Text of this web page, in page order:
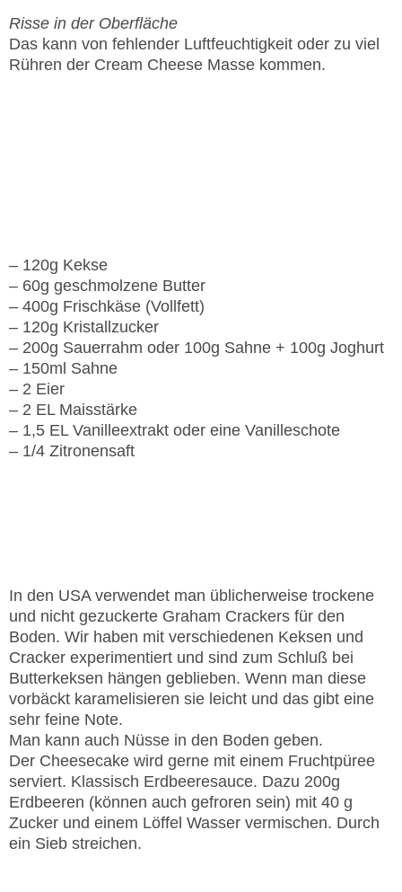
Risse in der Oberfläche
Das kann von fehlender Luftfeuchtigkeit oder zu viel
Rühren der Cream Cheese Masse kommen.
– 120g Kekse
– 60g geschmolzene Butter
– 400g Frischkäse (Vollfett)
– 120g Kristallzucker
– 200g Sauerrahm oder 100g Sahne + 100g Joghurt
– 150ml Sahne
– 2 Eier
– 2 EL Maisstärke
– 1,5 EL Vanilleextrakt oder eine Vanilleschote
– 1/4 Zitronensaft
In den USA verwendet man üblicherweise trockene
und nicht gezuckerte Graham Crackers für den
Boden. Wir haben mit verschiedenen Keksen und
Cracker experimentiert und sind zum Schluß bei
Butterkeksen hängen geblieben. Wenn man diese
vorbäckt karamelisieren sie leicht und das gibt eine
sehr feine Note.
Man kann auch Nüsse in den Boden geben.
Der Cheesecake wird gerne mit einem Fruchtpüree
serviert. Klassisch Erdbeeresauce. Dazu 200g
Erdbeeren (können auch gefroren sein) mit 40 g
Zucker und einem Löffel Wasser vermischen. Durch
ein Sieb streichen.